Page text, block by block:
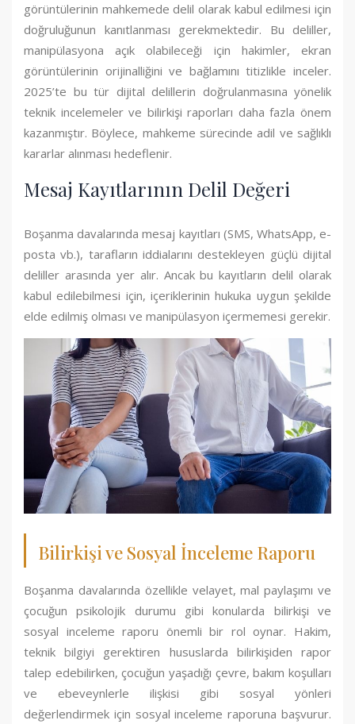
görüntülerinin mahkemede delil olarak kabul edilmesi için
doğruluğunun kanıtlanması gerekmektedir. Bu deliller,
manipülasyona açık olabileceği için hakimler, ekran
görüntülerinin orijinalliğini ve bağlamını titizlikle inceler.
2025’te bu tür dijital delillerin doğrulanmasına yönelik
teknik incelemeler ve bilirkişi raporları daha fazla önem
kazanmıştır. Böylece, mahkeme sürecinde adil ve sağlıklı
kararlar alınması hedeflenir.
Mesaj Kayıtlarının Delil Değeri
Boşanma davalarında mesaj kayıtları (SMS, WhatsApp, e-
posta vb.), tarafların iddialarını destekleyen güçlü dijital
deliller arasında yer alır. Ancak bu kayıtların delil olarak
kabul edilebilmesi için, içeriklerinin hukuka uygun şekilde
elde edilmiş olması ve manipülasyon içermemesi gerekir.
Bilirkişi ve Sosyal İnceleme Raporu
Boşanma davalarında özellikle velayet, mal paylaşımı ve
çocuğun psikolojik durumu gibi konularda bilirkişi ve
sosyal inceleme raporu önemli bir rol oynar. Hakim,
teknik bilgiyi gerektiren hususlarda bilirkişiden rapor
talep edebilirken, çocuğun yaşadığı çevre, bakım koşulları
ve ebeveynlerle ilişkisi gibi sosyal yönleri
değerlendirmek için sosyal inceleme raporuna başvurur.